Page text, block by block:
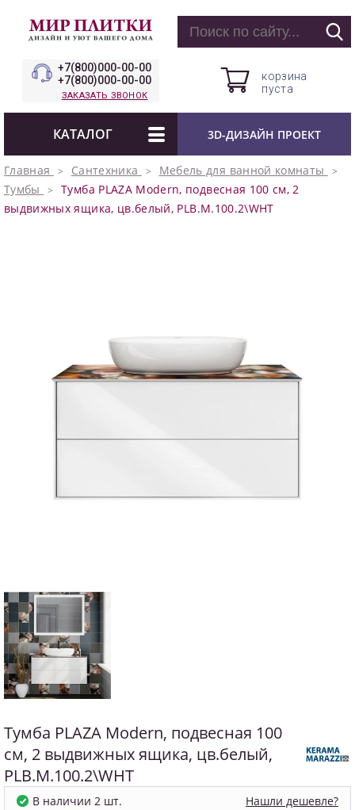
+7(800)000-00-00
+7(800)000-00-00
ЗАКАЗАТЬ ЗВОНОК
корзина
пуста
КАТАЛОГ 3D-ДИЗАЙН ПРОЕКТ
Главная Сантехника
Мебель для ванной комнаты
Тумбы
Тумба PLAZA Modern, подвесная 100 см, 2
выдвижных ящика, цв.белый, PLB.M.100.2\WHT
Тумба PLAZA Modern, подвесная 100
см, 2 выдвижных ящика, цв.белый,
PLB.M.100.2\WHT
В наличии 2 шт. Нашли дешевле?